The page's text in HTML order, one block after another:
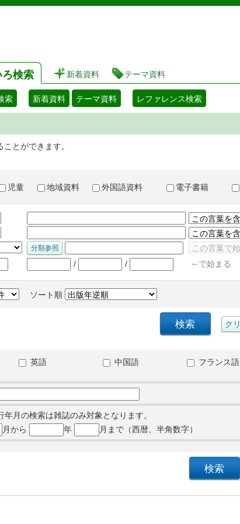
ろ検索 新着資料 テーマ資料
索 新着資料 テーマ資料 レファレンス検索
とができます。
児童 地域資料 外国語資料 電子書籍
/ / ～で始まる
ソート順
英語 中国語 フランス語
年月の検索は雑誌のみ対象となります。
月から 年 月まで（西暦、半角数字）